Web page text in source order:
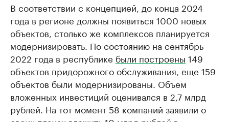
В соответствии с концепцией, до конца 2024
года в регионе должны появиться 1000 новых
объектов, столько же комплексов планируется
модернизировать. По состоянию на сентябрь
2022 года в республике были построены 149
объектов придорожного обслуживания, еще 159
объектов были модернизированы. Объем
вложенных инвестиций оценивался в 2,7 млрд
рублей. На тот момент 58 компаний заявили о